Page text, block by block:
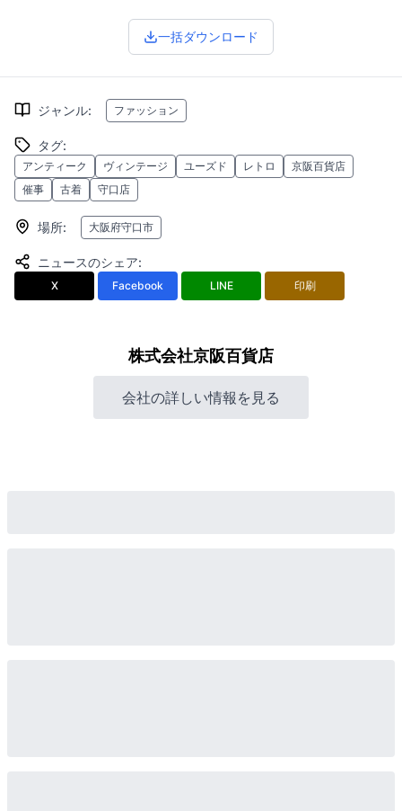
一括ダウンロード
ジャンル: ファッション
タグ:
アンティーク ヴィンテージ ユーズド レトロ
京阪百貨店
催事
古着 守口店
場所: 大阪府守口市
ニュースのシェア:
X Facebook LINE 印刷
株式会社京阪百貨店
会社の詳しい情報を見る